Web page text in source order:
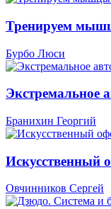
Тренируем
Бурбо Люси
Экстремальное
Бранихин Георгий
Искусственный
Овчинников Сергей